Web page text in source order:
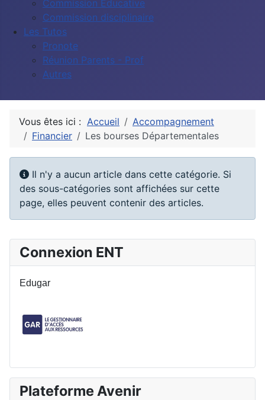
Commission Educative
Commission disciplinaire
Les Tutos
Pronote
Réunion Parents - Prof
Autres
Vous êtes ici : Accueil
Accompagnement
Financier
Les bourses Départementales
Info
Il n'y a aucun article dans cette catégorie. Si
des sous-catégories sont affichées sur cette
page, elles peuvent contenir des articles.
Connexion ENT
Edugar
Plateforme Avenir